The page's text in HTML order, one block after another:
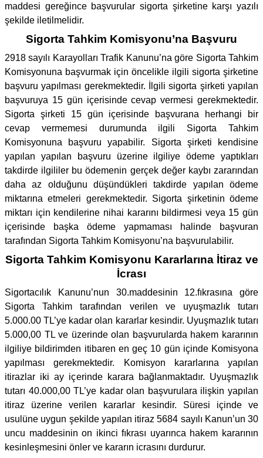
maddesi gereğince başvurular sigorta şirketine karşı yazılı
şekilde iletilmelidir.
Sigorta Tahkim Komisyonu’na Başvuru
2918 sayılı Karayolları Trafik Kanunu’na göre Sigorta Tahkim
Komisyonuna başvurmak için öncelikle ilgili sigorta şirketine
başvuru yapılması gerekmektedir. İlgili sigorta şirketi yapılan
başvuruya 15 gün içerisinde cevap vermesi gerekmektedir.
Sigorta şirketi 15 gün içerisinde başvurana herhangi bir
cevap vermemesi durumunda ilgili Sigorta Tahkim
Komisyonuna başvuru yapabilir. Sigorta şirketi kendisine
yapılan yapılan başvuru üzerine ilgiliye ödeme yaptıkları
takdirde ilgililer bu ödemenin gerçek değer kaybı zararından
daha az olduğunu düşündükleri takdirde yapılan ödeme
miktarına etmeleri gerekmektedir. Sigorta şirketinin ödeme
miktarı için kendilerine nihai kararını bildirmesi veya 15 gün
içerisinde başka ödeme yapmaması halinde başvuran
tarafından Sigorta Tahkim Komisyonu’na başvurulabilir.
Sigorta Tahkim Komisyonu Kararlarına İtiraz ve
İcrası
Sigortacılık Kanunu’nun 30.maddesinin 12.fıkrasına göre
Sigorta Tahkim tarafından verilen ve uyuşmazlık tutarı
5.000.00 TL’ye kadar olan kararlar kesindir. Uyuşmazlık tutarı
5.000,00 TL ve üzerinde olan başvurularda hakem kararının
ilgiliye bildirimden itibaren en geç 10 gün içinde Komisyona
yapılması gerekmektedir. Komisyon kararlarına yapılan
itirazlar iki ay içerinde karara bağlanmaktadır. Uyuşmazlık
tutarı 40.000,00 TL’ye kadar olan başvurulara ilişkin yapılan
itiraz üzerine verilen kararlar kesindir. Süresi içinde ve
usulüne uygun şekilde yapılan itiraz 5684 sayılı Kanun’un 30
uncu maddesinin on ikinci fıkrası uyarınca hakem kararının
kesinleşmesini önler ve kararın icrasını durdurur.